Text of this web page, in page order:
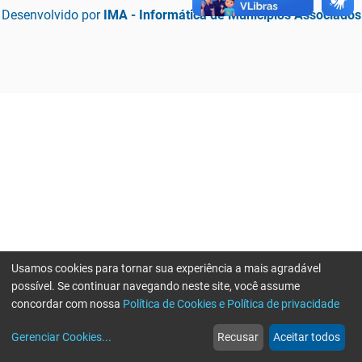
Desenvolvido por IMA - Informática de Municípios Associados
web
Notícias
more_horiz
Mais
Usamos cookies para tornar sua experiência a mais agradável
possível. Se continuar navegando neste site, você assume
concordar com nossa Política de Cookies e Política de privacidade
Gerenciar Cookies... Recusar Aceitar todos
Erro ao enviar informações, por favor tente novamente